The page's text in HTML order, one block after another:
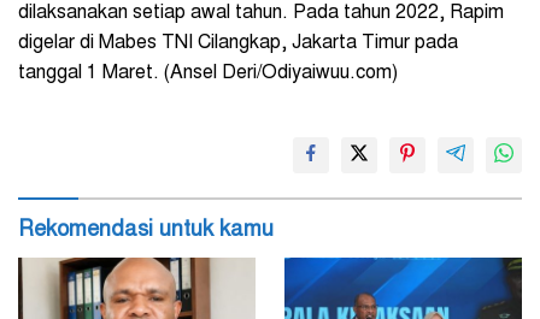
dilaksanakan setiap awal tahun. Pada tahun 2022, Rapim
digelar di Mabes TNI Cilangkap, Jakarta Timur pada
tanggal 1 Maret. (Ansel Deri/Odiyaiwuu.com)
Rekomendasi untuk kamu